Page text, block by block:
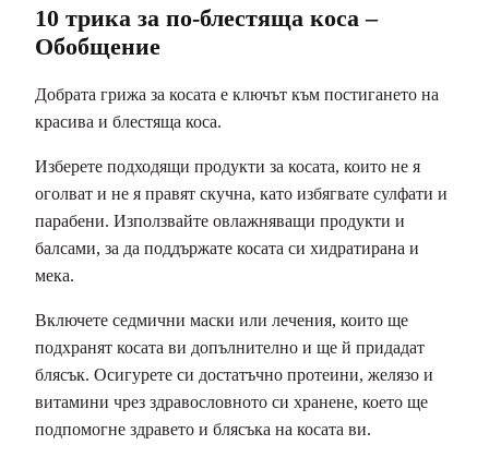
10 трика за по-блестяща коса –
Обобщение
Добрата грижа за косата е ключът към постигането на
красива и блестяща коса.
Изберете подходящи продукти за косата, които не я
оголват и не я правят скучна, като избягвате сулфати и
парабени. Използвайте овлажняващи продукти и
балсами, за да поддържате косата си хидратирана и
мека.
Включете седмични маски или лечения, които ще
подхранят косата ви допълнително и ще й придадат
блясък. Осигурете си достатъчно протеини, желязо и
витамини чрез здравословното си хранене, което ще
подпомогне здравето и блясъка на косата ви.